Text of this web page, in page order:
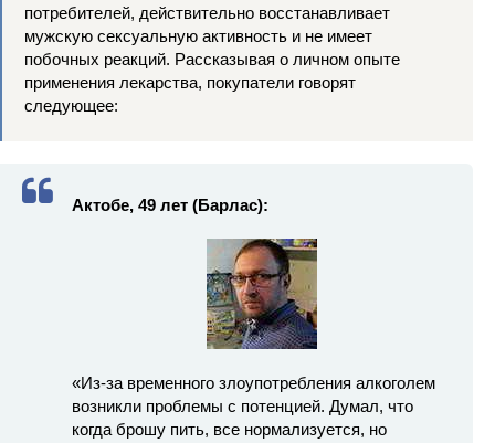
потребителей, действительно восстанавливает
мужскую сексуальную активность и не имеет
побочных реакций. Рассказывая о личном опыте
применения лекарства, покупатели говорят
следующее:
Актобе, 49 лет (Барлас):
«Из-за временного злоупотребления алкоголем
возникли проблемы с потенцией. Думал, что
когда брошу пить, все нормализуется, но